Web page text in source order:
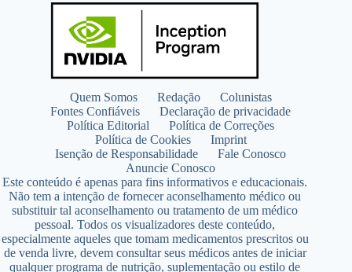
Quem Somos Redação
Colunistas
Fontes Confiáveis
Declaração de privacidade
Política Editorial
Política de Correções
Política de Cookies
Imprint
Isenção de Responsabilidade
Fale Conosco
Anuncie Conosco
Este conteúdo é apenas para fins informativos e educacionais.
Não tem a intenção de fornecer aconselhamento médico ou
substituir tal aconselhamento ou tratamento de um médico
pessoal. Todos os visualizadores deste conteúdo,
especialmente aqueles que tomam medicamentos prescritos ou
de venda livre, devem consultar seus médicos antes de iniciar
qualquer programa de nutrição, suplementação ou estilo de